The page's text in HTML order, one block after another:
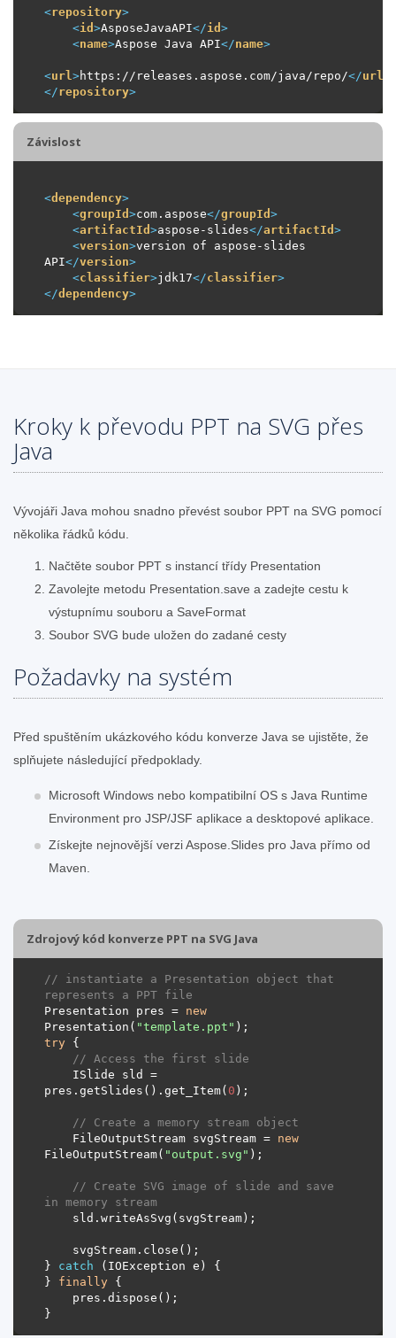
<repository>
<id >AsposeJavaAPI</id >
<name>Aspose Java API</name>
<url >https://releases.aspose.com/java/repo/</url
</repository>
Závislost
<dependency>
<groupId >com.aspose</groupId >
<artifactId >aspose-slides</artifactId >
<version>version of aspose-slides
API</version>
<classifier>jdk17</classifier>
</dependency>
Kroky k převodu PPT na SVG přes
Java
Vývojáři Java mohou snadno převést soubor PPT na SVG pomocí
několika řádků kódu.
Načtěte soubor PPT s instancí třídy Presentation
Zavolejte metodu Presentation.save a zadejte cestu k
výstupnímu souboru a SaveFormat
Soubor SVG bude uložen do zadané cesty
Požadavky na systém
Před spuštěním ukázkového kódu konverze Java se ujistěte, že
splňujete následující předpoklady.
Microsoft Windows nebo kompatibilní OS s Java Runtime
Environment pro JSP/JSF aplikace a desktopové aplikace.
Získejte nejnovější verzi Aspose.Slides pro Java přímo od
Maven.
Zdrojový kód konverze PPT na SVG Java
// instantiate a Presentation object that
represents a PPT file
Presentation pres = new
Presentation( "template.ppt"
try
// Access the first slide
pres.getSlides().get_Item( 0
// Create a memory stream object
    FileOutputStream svgStream =
new
FileOutputStream( "output.svg"
// Create SVG image of slide and save
in memory stream
} catch
} finally